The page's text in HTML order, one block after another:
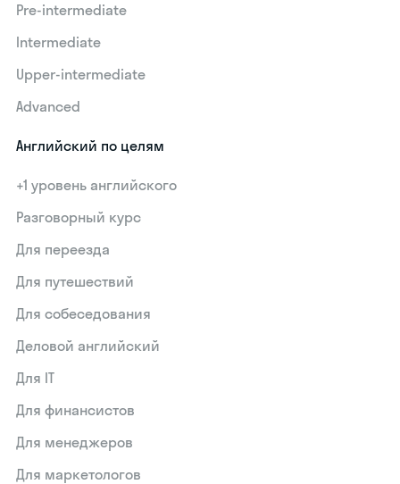
Pre-intermediate
Intermediate
Upper-intermediate
Advanced
Английский по целям
+1 уровень английского
Разговорный курс
Для переезда
Для путешествий
Для собеседования
Деловой английский
Для IT
Для финансистов
Для менеджеров
Для маркетологов